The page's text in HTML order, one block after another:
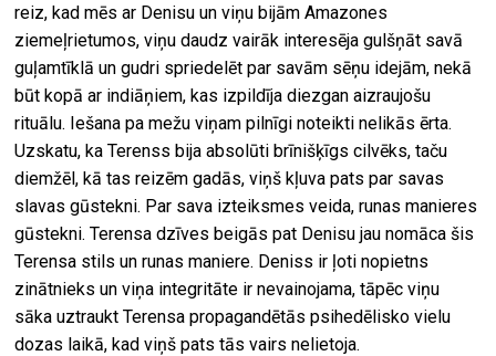
reiz, kad mēs ar Denisu un viņu bijām Amazones
ziemeļrietumos, viņu daudz vairāk interesēja gulšņāt savā
guļamtīklā un gudri spriedelēt par savām sēņu idejām, nekā
būt kopā ar indiāņiem, kas izpildīja diezgan aizraujošu
rituālu. Iešana pa mežu viņam pilnīgi noteikti nelikās ērta.
Uzskatu, ka Terenss bija absolūti brīnišķīgs cilvēks, taču
diemžēl, kā tas reizēm gadās, viņš kļuva pats par savas
slavas gūstekni. Par sava izteiksmes veida, runas manieres
gūstekni. Terensa dzīves beigās pat Denisu jau nomāca šis
Terensa stils un runas maniere. Deniss ir ļoti nopietns
zinātnieks un viņa integritāte ir nevainojama, tāpēc viņu
sāka uztraukt Terensa propagandētās psihedēlisko vielu
dozas laikā, kad viņš pats tās vairs nelietoja.